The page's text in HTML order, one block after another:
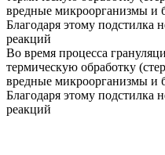
вредные микроорганизмы и
Благодаря этому подстилка
реакций
Во время процесса
термическую обработку
вредные микроорганизмы и
Благодаря этому подстилка
реакций